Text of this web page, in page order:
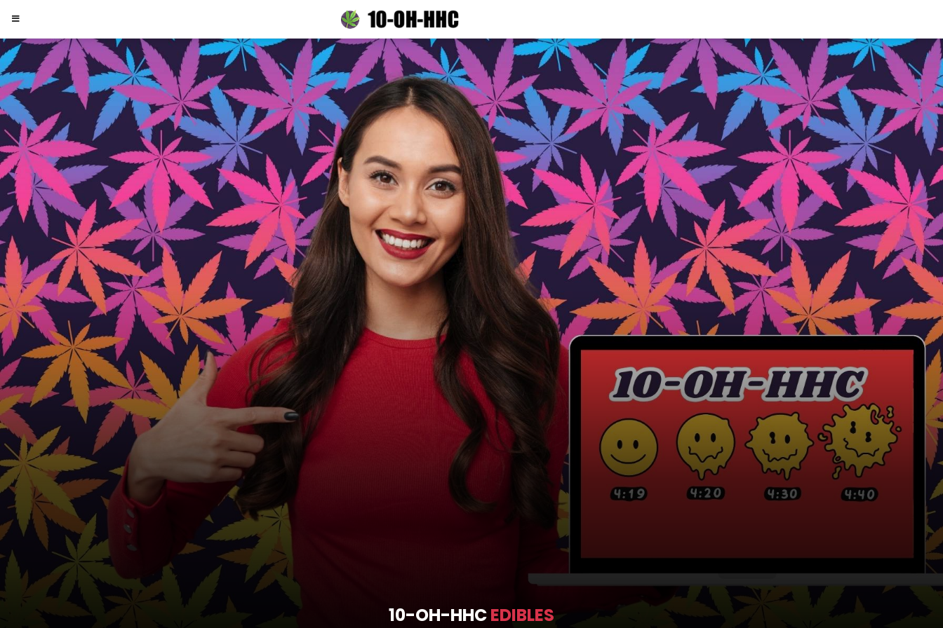
10-OH-HHCEDIBLES